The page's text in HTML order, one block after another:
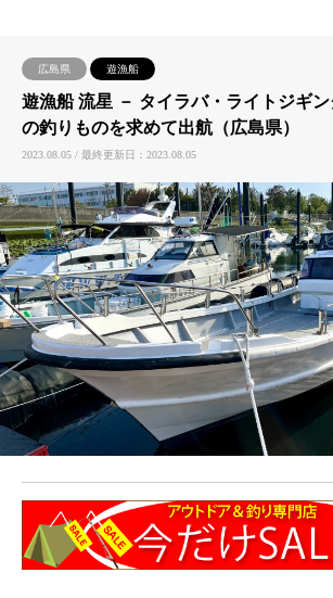
広島県 遊漁船
遊漁船 流星 － タイラバ・ライトジギ
の釣りものを求めて出航（広島県）
2023.08.05 / 最終更新日：2023.08.05